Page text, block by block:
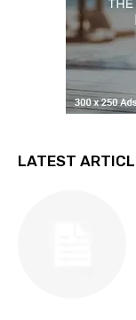
LATEST